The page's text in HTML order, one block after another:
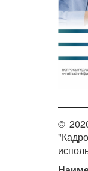
©